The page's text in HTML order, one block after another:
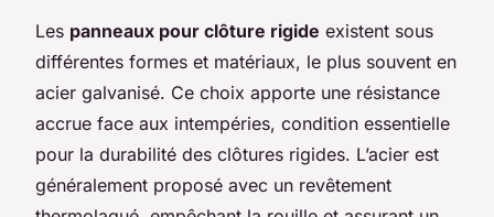
Les panneaux pour clôture rigide existent sous
différentes formes et matériaux, le plus souvent en
acier galvanisé. Ce choix apporte une résistance
accrue face aux intempéries, condition essentielle
pour la durabilité des clôtures rigides. L’acier est
généralement proposé avec un revêtement